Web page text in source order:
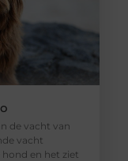
de vacht van
vacht
en het ziet